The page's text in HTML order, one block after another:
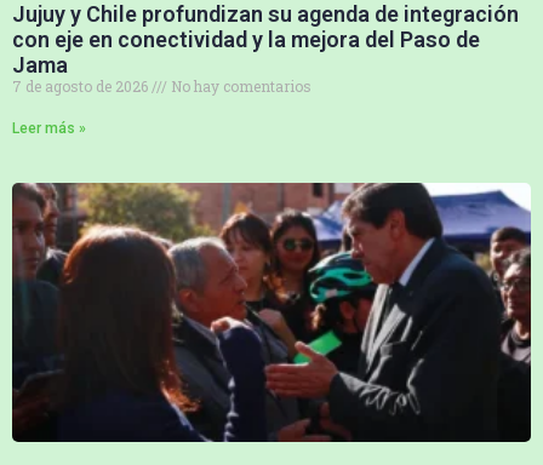
Jujuy y Chile profundizan su agenda de integración
con eje en conectividad y la mejora del Paso de
Jama
7 de agosto de 2026 No hay comentarios
Leer más »